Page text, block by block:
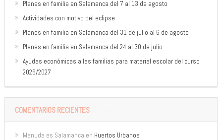
Planes en familia en Salamanca del 7 al 13 de agosto
Actividades con motivo del eclipse
Planes en familia en Salamanca del 31 de julio al 6 de agosto
Planes en familia en Salamanca del 24 al 30 de julio
Ayudas económicas a las familias para material escolar del curso
2026/2027
COMENTARIOS RECIENTES
Menuda es Salamanca en Huertos Urbanos